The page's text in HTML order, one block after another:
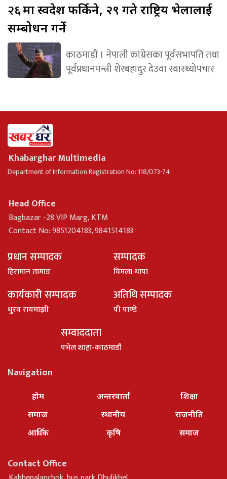
२६मा स्वदेश फर्किने, २९ गते राष्ट्रिय भेलालाई
सम्बोधन गर्ने
काठमाडौं । नेपाली कांग्रेसका पूर्वसभापति तथा
पूर्वप्रधानमन्त्री शेरबहादुर देउवा स्वास्थ्योपचार
Khabarghar Multimedia
Department of Information Registration No: 118/073-74
Head Office
Bagbazar -28 VIP Marg, KTM
Contact No: 9851204183, 9841514183
प्रधान सम्पादक
हिरामान तामाङ
सम्पादक
विमला थापा
कार्यकारी सम्पादक
धु्रव रायमाझी
अतिथि सम्पादक
पी पाण्डे
सम्वाददाता
पभेल शाहा-काठमाडौ
Navigation
होम
समाज
आर्थिक
अन्तरवार्ता
स्थानीय
कृषि
शिक्षा
राजनीति
समाज
Contact Office